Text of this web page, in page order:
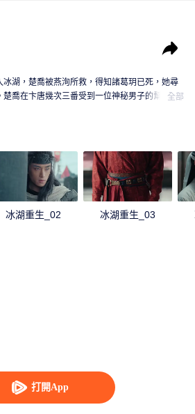
打開App
湖，楚喬被燕洵所救，得知諸葛玥已死，她尋
喬在卞唐幾次三番受到一位神秘男子的幫助，
全部
冰湖重生_02 冰湖重生_03